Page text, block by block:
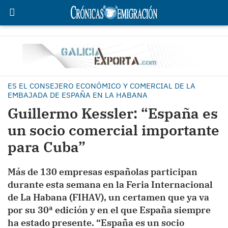
ES EL CONSEJERO ECONÓMICO Y COMERCIAL DE LA
EMBAJADA DE ESPAÑA EN LA HABANA
Guillermo Kessler: “España es
un socio comercial importante
para Cuba”
Más de 130 empresas españolas participan
durante esta semana en la Feria Internacional
de La Habana (FIHAV), un certamen que ya va
por su 30ª edición y en el que España siempre
ha estado presente. “España es un socio